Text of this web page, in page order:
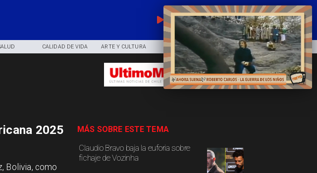
EN VIVO
CALIDAD DE VIDA ARTE Y CULTURA COMUNIDAD DEPORTES
Claudio Bravo baja la euforia sobre
fichaje de Vozinha
MÁS SOBRE ESTE TEMA
2025
Bolivia, como